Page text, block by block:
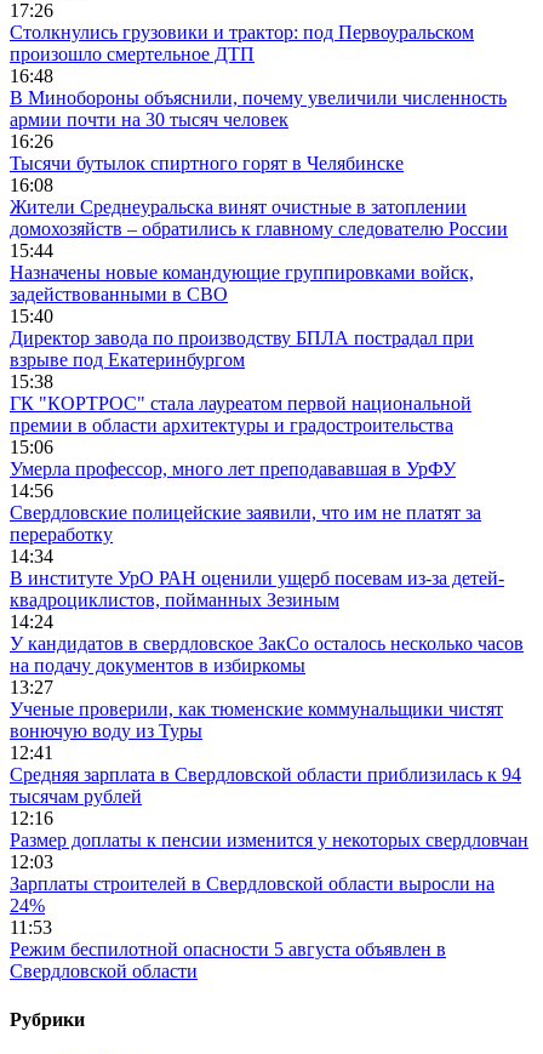
17:26
Столкнулись грузовики и трактор: под Первоуральском
произошло смертельное ДТП
16:48
В Минобороны объяснили, почему увеличили численность
армии почти на 30 тысяч человек
16:26
Тысячи бутылок спиртного горят в Челябинске
16:08
Жители Среднеуральска винят очистные в затоплении
домохозяйств – обратились к главному следователю России
15:44
Назначены новые командующие группировками войск,
задействованными в СВО
15:40
Директор завода по производству БПЛА пострадал при
взрыве под Екатеринбургом
15:38
ГК "КОРТРОС" стала лауреатом первой национальной
премии в области архитектуры и градостроительства
15:06
Умерла профессор, много лет преподававшая в УрФУ
14:56
Свердловские полицейские заявили, что им не платят за
переработку
14:34
В институте УрО РАН оценили ущерб посевам из-за детей-
квадроциклистов, пойманных Зезиным
14:24
У кандидатов в свердловское ЗакСо осталось несколько часов
на подачу документов в избиркомы
13:27
Ученые проверили, как тюменские коммунальщики чистят
вонючую воду из Туры
12:41
Средняя зарплата в Свердловской области приблизилась к 94
тысячам рублей
12:16
Размер доплаты к пенсии изменится у некоторых свердловчан
12:03
Зарплаты строителей в Свердловской области выросли на
24%
11:53
Режим беспилотной опасности 5 августа объявлен в
Свердловской области
Рубрики